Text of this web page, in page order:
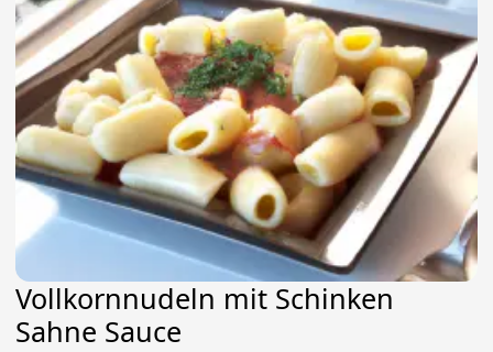
Vollkornnudeln mit Schinken
Sahne Sauce